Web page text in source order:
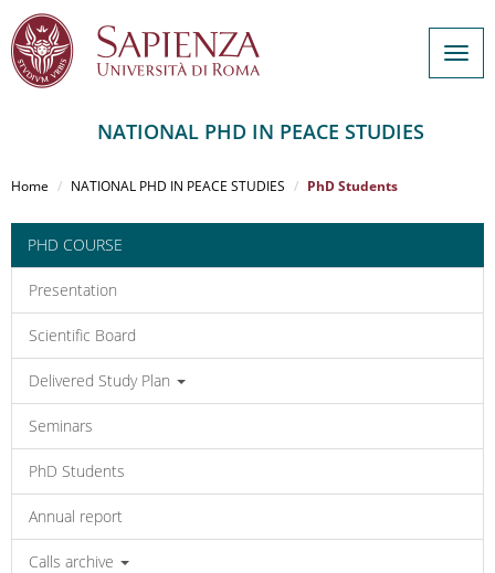
al
principale
NATIONAL PHD IN PEACE STUDIES
Home NATIONAL PHD IN PEACE STUDIES PhD Students
PHD COURSE
Presentation
Scientific Board
Delivered Study Plan
Seminars
PhD Students
Annual report
Calls archive